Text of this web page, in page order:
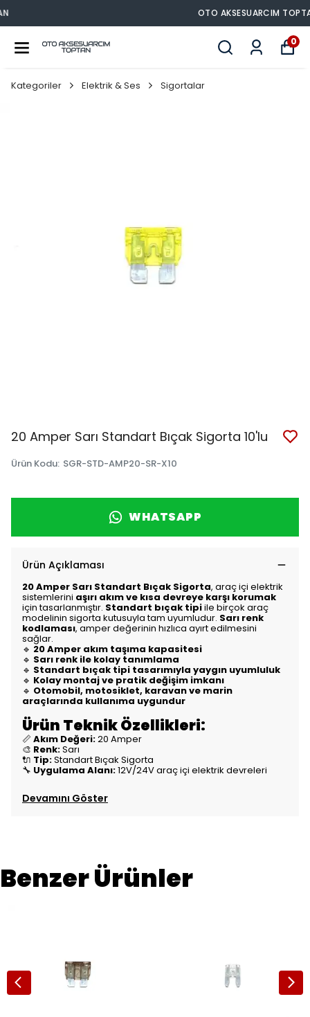
OTO AKSESUARCIM TOPTAN
0
Kategoriler Elektrik & Ses Sigortalar
20 Amper Sarı Standart Bıçak Sigorta 10'lu
Ürün Kodu: SGR-STD-AMP20-SR-X10
WHATSAPP
Ürün Açıklaması
20 Amper Sarı Standart Bıçak Sigorta, araç içi elektrik
sistemlerini aşırı akım ve kısa devreye karşı korumak
için tasarlanmıştır. Standart bıçak tipiile birçok araç
modelinin sigorta kutusuyla tam uyumludur. Sarı renk
kodlaması, amper değerinin hızlıca ayırt edilmesini
sağlar.
🔹 20 Amper akım taşıma kapasitesi
🔹 Sarı renk ile kolay tanımlama
🔹 Standart bıçak tipi tasarımıyla yaygın uyumluluk
🔹 Kolay montaj ve pratik değişim imkanı
🔹 Otomobil, motosiklet, karavan ve marin
araçlarında kullanıma uygundur
Ürün Teknik Özellikleri:
📏Akım Değeri:20 Amper
🎨 Renk:Sarı
🔌 Tip:Standart Bıçak Sigorta
🔧 Uygulama Alanı:12V/24V araç içi elektrik devreleri
Devamını Göster
Benzer Ürünler